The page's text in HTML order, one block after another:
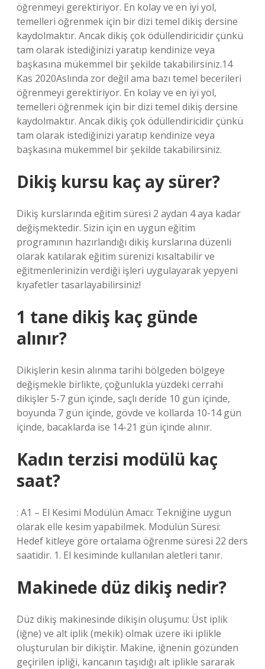
öğrenmeyi gerektiriyor. En kolay ve en iyi yol,
temelleri öğrenmek için bir dizi temel dikiş dersine
kaydolmaktır. Ancak dikiş çok ödüllendiricidir çünkü
tam olarak istediğinizi yaratıp kendinize veya
başkasına mükemmel bir şekilde takabilirsiniz.14
Kas 2020Aslında zor değil ama bazı temel becerileri
öğrenmeyi gerektiriyor. En kolay ve en iyi yol,
temelleri öğrenmek için bir dizi temel dikiş dersine
kaydolmaktır. Ancak dikiş çok ödüllendiricidir çünkü
tam olarak istediğinizi yaratıp kendinize veya
başkasına mükemmel bir şekilde takabilirsiniz.
Dikiş kursu kaç ay sürer?
Dikiş kurslarında eğitim süresi 2 aydan 4 aya kadar
değişmektedir. Sizin için en uygun eğitim
programının hazırlandığı dikiş kurslarına düzenli
olarak katılarak eğitim sürenizi kısaltabilir ve
eğitmenlerinizin verdiği işleri uygulayarak yepyeni
kıyafetler tasarlayabilirsiniz!
1 tane dikiş kaç günde
alınır?
Dikişlerin kesin alınma tarihi bölgeden bölgeye
değişmekle birlikte, çoğunlukla yüzdeki cerrahi
dikişler 5-7 gün içinde, saçlı deride 10 gün içinde,
boyunda 7 gün içinde, gövde ve kollarda 10-14 gün
içinde, bacaklarda ise 14-21 gün içinde alınır.
Kadın terzisi modülü kaç
saat?
: A1 – El Kesimi Modülün Amacı: Tekniğine uygun
olarak elle kesim yapabilmek. Modülün Süresi:
Hedef kitleye göre ortalama öğrenme süresi 22 ders
saatidir. 1. El kesiminde kullanılan aletleri tanır.
Makinede düz dikiş nedir?
Düz dikiş makinesinde dikişin oluşumu: Üst iplik
(iğne) ve alt iplik (mekik) olmak üzere iki iplikle
oluşturulan bir dikiştir. Makine, iğnenin gözünden
geçirilen ipliği, kancanın taşıdığı alt iplikle sararak